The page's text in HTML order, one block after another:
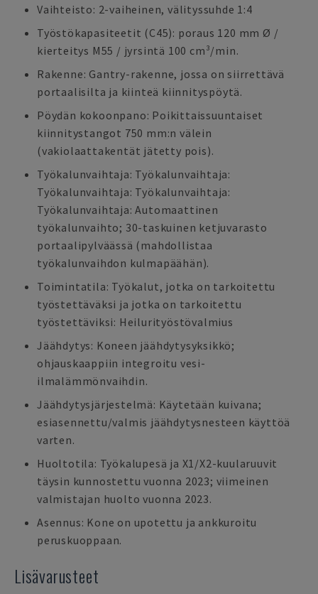
Vaihteisto: 2-vaiheinen, välityssuhde 1:4
Työstökapasiteetit (C45): poraus 120 mm Ø /
kierteitys M55 / jyrsintä 100 cm³/min.
Rakenne: Gantry-rakenne, jossa on siirrettävä
portaalisilta ja kiinteä kiinnityspöytä.
Pöydän kokoonpano: Poikittaissuuntaiset
kiinnitystangot 750 mm:n välein
(vakiolaattakentät jätetty pois).
Työkalunvaihtaja: Työkalunvaihtaja:
Työkalunvaihtaja: Työkalunvaihtaja:
Työkalunvaihtaja: Automaattinen
työkalunvaihto; 30-taskuinen ketjuvarasto
portaalipylväässä (mahdollistaa
työkalunvaihdon kulmapäähän).
Toimintatila: Työkalut, jotka on tarkoitettu
työstettäväksi ja jotka on tarkoitettu
työstettäviksi: Heilurityöstövalmius
Jäähdytys: Koneen jäähdytysyksikkö;
ohjauskaappiin integroitu vesi-
ilmalämmönvaihdin.
Jäähdytysjärjestelmä: Käytetään kuivana;
esiasennettu/valmis jäähdytysnesteen käyttöä
varten.
Huoltotila: Työkalupesä ja X1/X2-kuularuuvit
täysin kunnostettu vuonna 2023; viimeinen
valmistajan huolto vuonna 2023.
Asennus: Kone on upotettu ja ankkuroitu
peruskuoppaan.
Lisävarusteet